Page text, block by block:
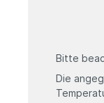
Bitte
Die